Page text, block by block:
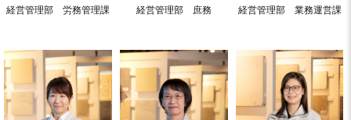
経営管理部 労務管理課 経営管理部 庶務 経営管理部 業務運営課